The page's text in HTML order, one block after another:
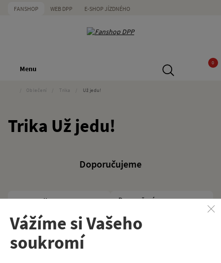
FANSHOP WEB DPP E-SHOP JÍZDNÉHO
Menu
0
Oblečení Trika Už jedu!
Trika Už jedu!
Doporučujeme
Filtrovat
Kategorie Značka Už jedu!
Vážíme si Vašeho
soukromí